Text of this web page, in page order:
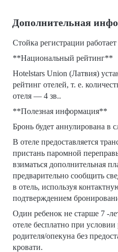
Дополнительная
Стойка регистрации
**Национальный рейтинг**
Hotelstars Union (Латвия)
рейтинг отелей, т. е.
отеля — 4 зв..
**Полезная информация**
Бронь будет аннулирована в
В отеле предоставляется
пристань паромной
взиматься дополнительная
предварительно сообщить
в отель, используя
подтверждением
Один ребенок не старше 7 -
отеле бесплатно при
родителя/опекуна без
кровати.